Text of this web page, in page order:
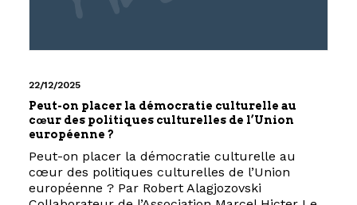
22/12/2025
Peut-on placer la démocratie culturelle au
cœur des politiques culturelles de l’Union
européenne ?
Peut-on placer la démocratie culturelle au
cœur des politiques culturelles de l’Union
européenne ? Par Robert Alagjozovski